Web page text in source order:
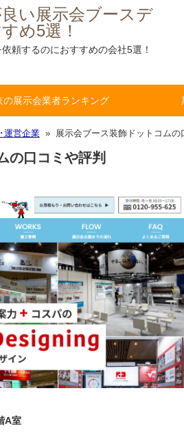
い展示会ブースデ
め5選！
頼するのにおすすめの会社5選！
の展示会業者ランキング
運営企業» 展示会ブース装飾ドットコムの
の口コミや評判
A室